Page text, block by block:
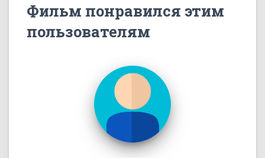
Фильм понравился этим
пользователям